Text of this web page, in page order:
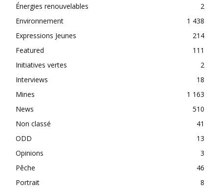
Énergies renouvelables
2
Environnement
1 438
Expressions Jeunes
214
Featured
111
Initiatives vertes
2
Interviews
18
Mines
1 163
News
510
Non classé
41
ODD
13
Opinions
3
Pêche
46
Portrait
8